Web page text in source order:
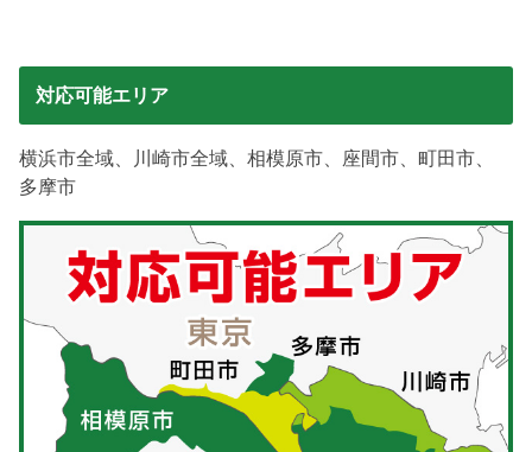
対応可能エリア
横浜市全域、川崎市全域、相模原市、座間市、町田市、
多摩市